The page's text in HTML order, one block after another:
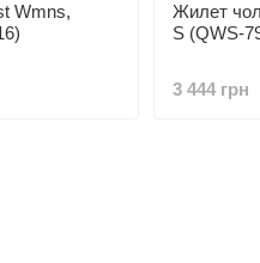
Wmns,
Жилет
S (QWS-
3 444 грн